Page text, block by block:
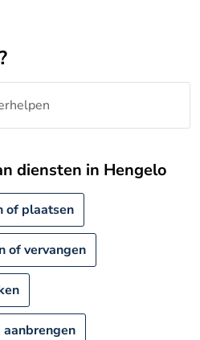
diensten in Hengelo
of plaatsen
of vervangen